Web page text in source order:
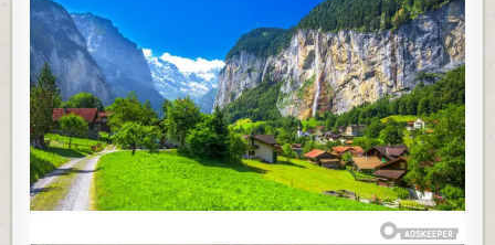
SELO
BUJNE
I
NESTVARNE
PRIRODE:
MESTO
72
VODOPADA
JE
PRAVI
RAJ
NA
ZEMLJI!